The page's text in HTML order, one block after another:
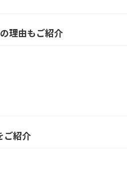
理由もご紹介
ご紹介